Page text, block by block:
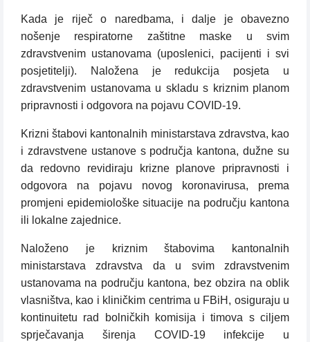
Kada je riječ o naredbama, i dalje je obavezno
nošenje respiratorne zaštitne maske u svim
zdravstvenim ustanovama (uposlenici, pacijenti i svi
posjetitelji). Naložena je redukcija posjeta u
zdravstvenim ustanovama u skladu s kriznim planom
pripravnosti i odgovora na pojavu COVID-19.
Krizni štabovi kantonalnih ministarstava zdravstva, kao
i zdravstvene ustanove s područja kantona, dužne su
da redovno revidiraju krizne planove pripravnosti i
odgovora na pojavu novog koronavirusa, prema
promjeni epidemiološke situacije na području kantona
ili lokalne zajednice.
Naloženo je kriznim štabovima kantonalnih
ministarstava zdravstva da u svim zdravstvenim
ustanovama na području kantona, bez obzira na oblik
vlasništva, kao i kliničkim centrima u FBiH, osiguraju u
kontinuitetu rad bolničkih komisija i timova s ciljem
sprječavanja širenja COVID-19 infekcije u